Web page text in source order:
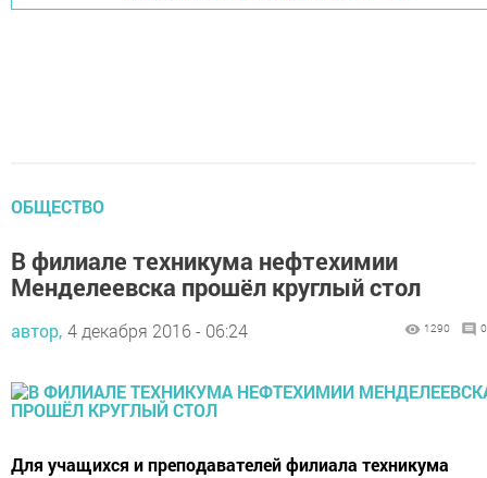
ОБЩЕСТВО
В филиале техникума нефтехимии
Менделеевска прошёл круглый стол
автор, 4 декабря 2016 - 06:24 1290 0
Для учащихся и преподавателей филиала техникума